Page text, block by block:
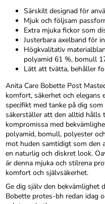
Särskilt designad för
Mjuk och följsam
Extra mjuka fickor som
Justerbara axelband för
Högkvalitativ
polyamid 61 %, bomull
Lätt att tvätta, behåller
Anita Care Bobette Post
komfort, säkerhet och elegans
specifikt med tanke på dig
säkerställer att den alltid hålls
kompromissa med
polyamid, bomull, polyester
mot huden samtidigt som den
en naturlig och diskret look.
är denna mjuka och stilrena
komfort och självsäkerhet.
Ge dig själv den bekvämlighet
Bobette protes-bh redan idag